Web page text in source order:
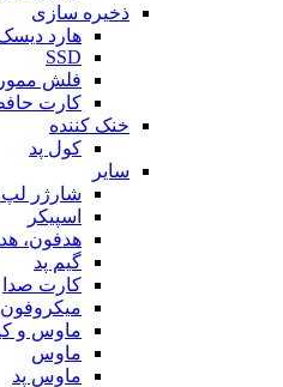
ذخیره سازی
هارد
SSD
فلش
کارت
خنک کننده
کول پد
سایر
شارژر لپ
اسپیکر
هدفون،
گیم پد
کارت صدا
میکروفون
ماوس و
ماوس
ماوس پد